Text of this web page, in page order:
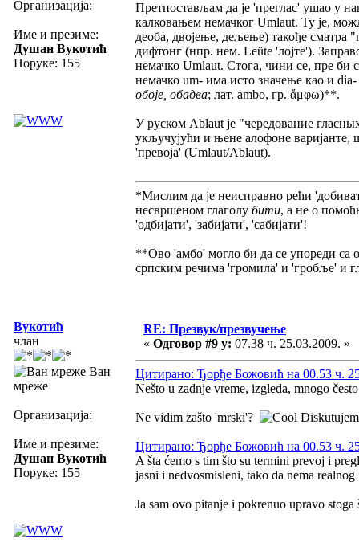
Организација:
Име и презиме:
Душан Вукотић
Поруке: 155
Претпостављам да је 'преглас' ушао у
калковањем немачког Umlaut. Ту је,
деоба, двојење, дељење) такође сматра
дифтонг (нпр. нем. Leüte 'лојте').
немачко Umlaut. Стога, чини се, пре би
немачко um- има исто значење као и
обоје, обадва; лат. ambo, гр. ἄμφω)**.
У руском Ablaut је "чередование
укључујући и њене алофоне варијанте,
'превоја' (Umlaut/Ablaut).
*Мислим да је неисправно рећи
несвршеном глаголу бити, а не о
'одбијати', 'забијати', 'сабијати'!
**Ово 'амбо' могло би да се упореди
српским речима 'громила' и 'гробље' и
Вукотић
члан
Ван
мреже
Организација:
Име и презиме:
Душан Вукотић
Поруке: 155
RE: Презвук/презвучење
« Одговор #9 у: 07.38 ч. 25.03.2009. »
Цитирано: Ђорђе Божовић на 00.53 ч.
Nešto u zadnje vreme, izgleda, mnogo
Ne vidim zašto 'mrski'?
Цитирано: Ђорђе Божовић на 00.53 ч.
A šta ćemo s tim što su termini prevoj i
jasni i nedvosmisleni, tako da nema
Ja sam ovo pitanje i pokrenuo upravo